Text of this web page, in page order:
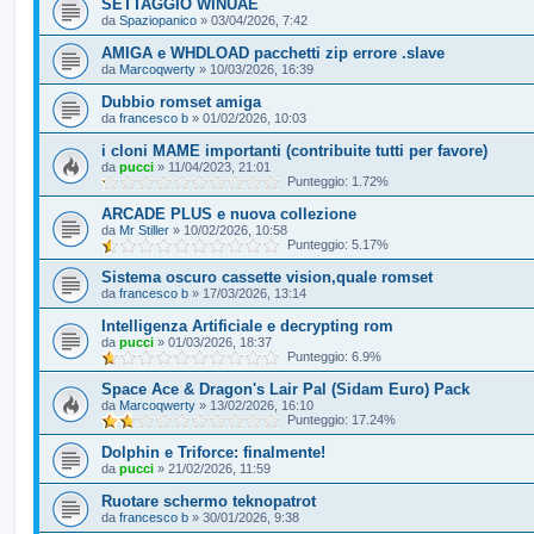
SETTAGGIO WINUAE
da Spaziopanico » 03/04/2026, 7:42
AMIGA e WHDLOAD pacchetti zip errore .slave
da Marcoqwerty » 10/03/2026, 16:39
Dubbio romset amiga
da francesco b » 01/02/2026, 10:03
i cloni MAME importanti (contribuite tutti per favore)
da pucci » 11/04/2023, 21:01
Punteggio: 1.72%
ARCADE PLUS e nuova collezione
da Mr Stiller » 10/02/2026, 10:58
Punteggio: 5.17%
Sistema oscuro cassette vision,quale romset
da francesco b » 17/03/2026, 13:14
Intelligenza Artificiale e decrypting rom
da pucci » 01/03/2026, 18:37
Punteggio: 6.9%
Space Ace & Dragon's Lair Pal (Sidam Euro) Pack
da Marcoqwerty » 13/02/2026, 16:10
Punteggio: 17.24%
Dolphin e Triforce: finalmente!
da pucci » 21/02/2026, 11:59
Ruotare schermo teknopatrot
da francesco b » 30/01/2026, 9:38